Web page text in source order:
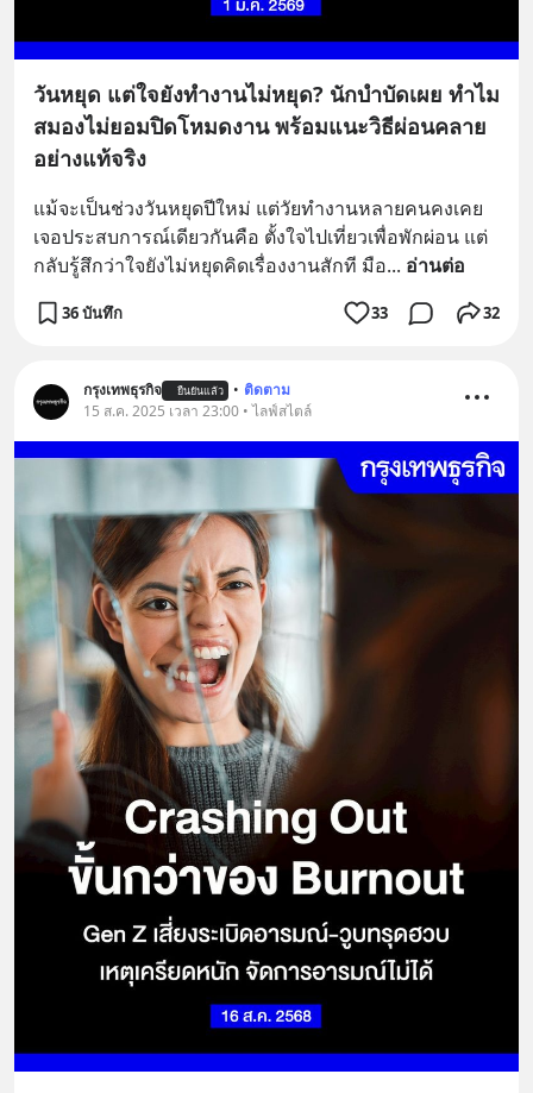
วันหยุด แต่ใจยังทำงานไม่หยุด? นักบำบัดเผย ทำไม
สมองไม่ยอมปิดโหมดงาน พร้อมแนะวิธีผ่อนคลาย
อย่างแท้จริง
แม้จะเป็นช่วงวันหยุดปีใหม่ แต่วัยทำงานหลายคนคงเคย
เจอประสบการณ์เดียวกันคือ ตั้งใจไปเที่ยวเพื่อพักผ่อน แต่
กลับรู้สึกว่าใจยังไม่หยุดคิดเรื่องงานสักที มือ... อ่านต่อ
36 บันทึก 33 32
กรุงเทพธุรกิจ ยืนยันแล้ว • ติดตาม
15 ส.ค. 2025 เวลา 23:00 • ไลฟ์สไตล์